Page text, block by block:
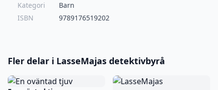
Kategori
Barn
ISBN
9789176519202
Fler delar i LasseMajas detektivbyrå